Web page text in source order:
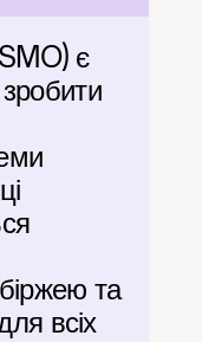
є
та
всіх